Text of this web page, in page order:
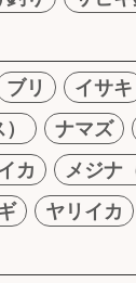
ブリ イサキ
ナマズ
カ メジナ
ヤリイカ